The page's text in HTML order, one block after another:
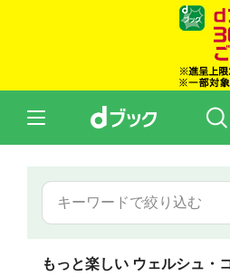
もっと楽しい ウェルシュ・